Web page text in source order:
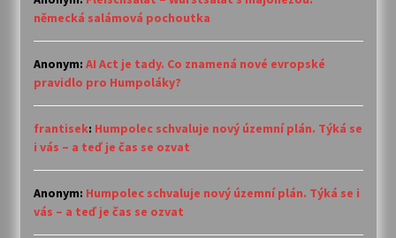
německá salámová pochoutka
Anonym: AI Act je tady. Co znamená nové evropské
pravidlo pro Humpoláky?
frantisek: Humpolec schvaluje nový územní plán. Týká se
i vás – a teď je čas se ozvat
Anonym: Humpolec schvaluje nový územní plán. Týká se i
vás – a teď je čas se ozvat